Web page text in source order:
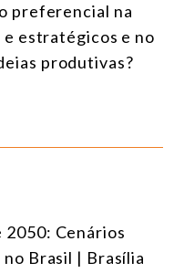
preferencial na
estratégicos e no
produtivas?
Cenários
Brasil | Brasília